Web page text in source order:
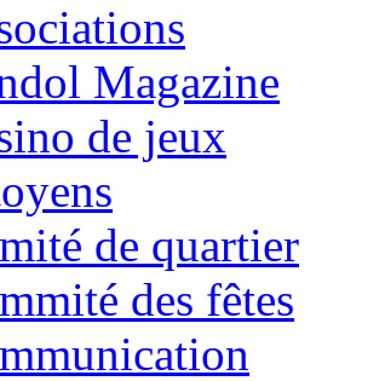
Magazine
de jeux
de quartier
des fêtes